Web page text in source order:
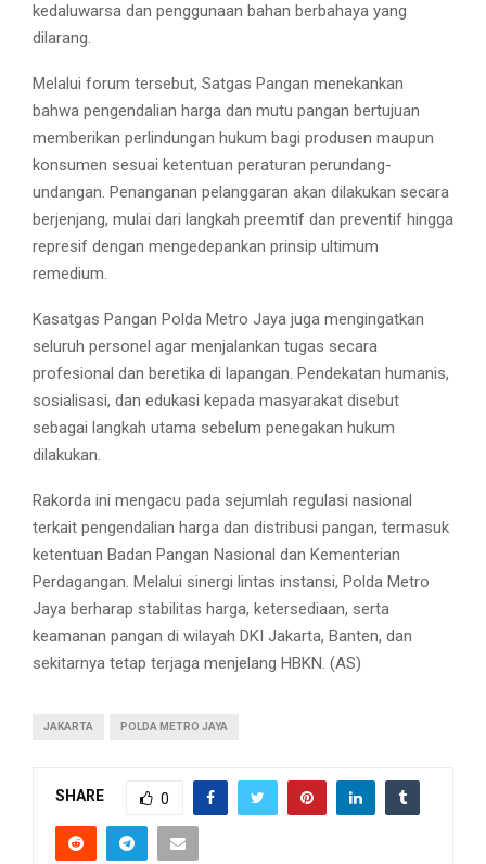
kedaluwarsa dan penggunaan bahan berbahaya yang
dilarang.
Melalui forum tersebut, Satgas Pangan menekankan
bahwa pengendalian harga dan mutu pangan bertujuan
memberikan perlindungan hukum bagi produsen maupun
konsumen sesuai ketentuan peraturan perundang-
undangan. Penanganan pelanggaran akan dilakukan secara
berjenjang, mulai dari langkah preemtif dan preventif hingga
represif dengan mengedepankan prinsip ultimum
remedium.
Kasatgas Pangan Polda Metro Jaya juga mengingatkan
seluruh personel agar menjalankan tugas secara
profesional dan beretika di lapangan. Pendekatan humanis,
sosialisasi, dan edukasi kepada masyarakat disebut
sebagai langkah utama sebelum penegakan hukum
dilakukan.
Rakorda ini mengacu pada sejumlah regulasi nasional
terkait pengendalian harga dan distribusi pangan, termasuk
ketentuan Badan Pangan Nasional dan Kementerian
Perdagangan. Melalui sinergi lintas instansi, Polda Metro
Jaya berharap stabilitas harga, ketersediaan, serta
keamanan pangan di wilayah DKI Jakarta, Banten, dan
sekitarnya tetap terjaga menjelang HBKN. (AS)
JAKARTA POLDA METRO JAYA
SHARE 0